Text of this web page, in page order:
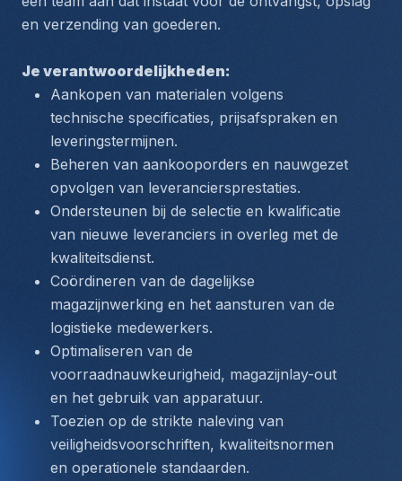
en verzending van goederen.
Je verantwoordelijkheden:
Aankopen van materialen volgens
technische specificaties, prijsafspraken en
leveringstermijnen.
Beheren van aankooporders en nauwgezet
opvolgen van leveranciersprestaties.
Ondersteunen bij de selectie en kwalificatie
van nieuwe leveranciers in overleg met de
kwaliteitsdienst.
Coördineren van de dagelijkse
magazijnwerking en het aansturen van de
logistieke medewerkers.
Optimaliseren van de
voorraadnauwkeurigheid, magazijnlay-out
en het gebruik van apparatuur.
Toezien op de strikte naleving van
veiligheidsvoorschriften, kwaliteitsnormen
en operationele standaarden.